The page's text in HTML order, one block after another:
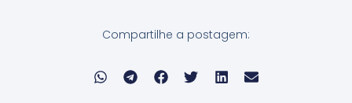
Compartilhe a postagem: